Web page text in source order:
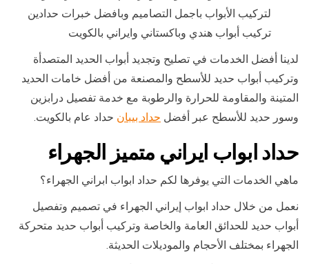
لتركيب الأبواب باجمل التصاميم وبافضل خبرات حدادين
تركيب أبواب هندي وباكستاني وايراني بالكويت
لدينا أفضل الخدمات في تصليح وتجديد أبواب الحديد المتصدأة
وتركيب أبواب حديد للأسطح والمصنعة من أفضل خامات الحديد
المتينة والمقاومة للحرارة والرطوبة مع خدمة تفصيل درابزين
وسور حديد للأسطح عبر أفضل حداد بيبان حداد عام بالكويت.
حداد ابواب ايراني متميز الجهراء
ماهي الخدمات التي يوفرها لكم حداد ابواب ابراني الجهراء؟
نعمل من خلال حداد ابواب إيراني الجهراء في تصميم وتفصيل
أبواب حديد للحدائق العامة والخاصة وتركيب أبواب حديد متحركة
الجهراء بمختلف الأحجام والموديلات الحديثة.